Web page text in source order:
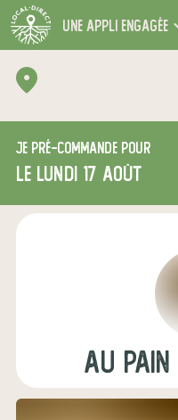
une appli engagée
Je pré-commande pour
le lundi 17 août
Au